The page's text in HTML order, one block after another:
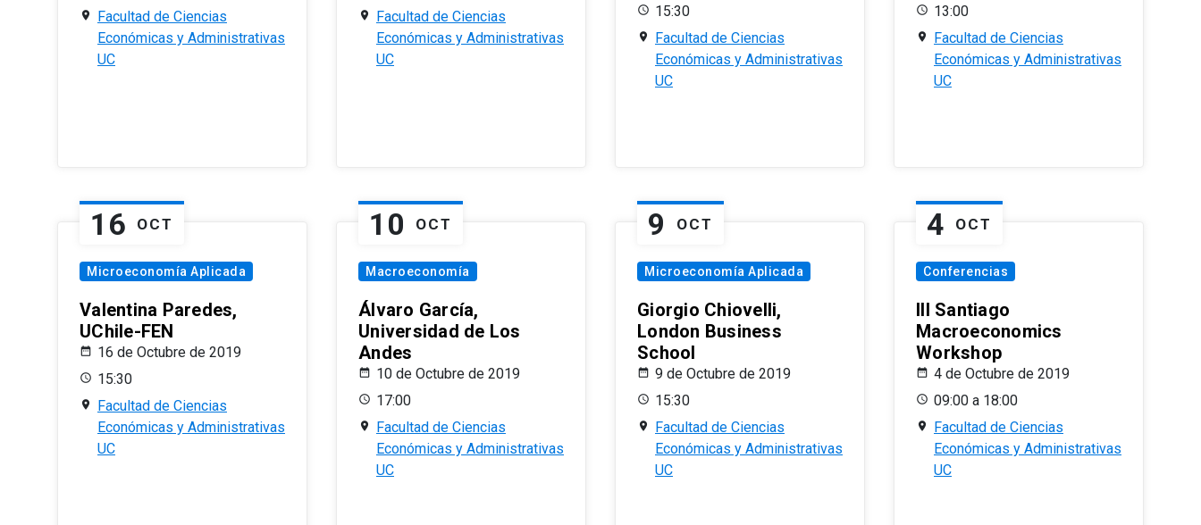
Facultad de Ciencias
Económicas y Administrativas
UC
Facultad de Ciencias
Económicas y Administrativas
UC
15:30
Facultad de Ciencias
Económicas y Administrativas
UC
13:00
Facultad de Ciencias
Económicas y Administrativas
UC
16 OCT
Microeconomía Aplicada
Valentina Paredes,
UChile-FEN
16 de Octubre de 2019
15:30
Facultad de Ciencias
Económicas y Administrativas
UC
10 OCT
Macroeconomía
Álvaro García,
Universidad de Los
Andes
10 de Octubre de 2019
17:00
Facultad de Ciencias
Económicas y Administrativas
UC
9 OCT
Microeconomía Aplicada
Giorgio Chiovelli,
London Business
School
9 de Octubre de 2019
15:30
Facultad de Ciencias
Económicas y Administrativas
UC
4 OCT
Conferencias
III Santiago
Macroeconomics
Workshop
4 de Octubre de 2019
09:00 a 18:00
Facultad de Ciencias
Económicas y Administrativas
UC